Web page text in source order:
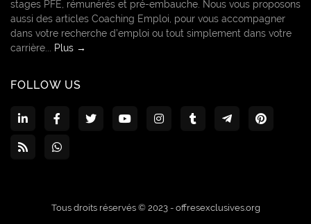
stages PFE, rémunérés et pré-embauche. Nous vous proposons
aussi des articles Coaching Emploi, pour vous accompagner
dans votre recherche d’emploi ou tout simplement dans votre
carrière...
Plus →
FOLLOW US
Tous droits réservés © 2023 - offresexclusives.org